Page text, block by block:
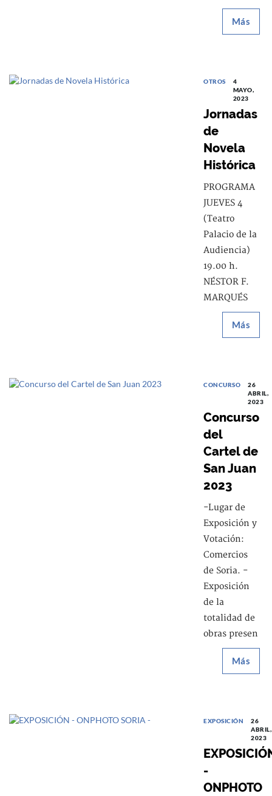
Más
OTROS
4
MAYO,
2023
Jornadas
de
Novela
Histórica
PROGRAMA
JUEVES 4
(Teatro
Palacio de la
Audiencia)
19.00 h.
NÉSTOR F.
MARQUÉS
Más
CONCURSO
26
ABRIL,
2023
Concurso
del
Cartel de
San Juan
2023
-Lugar de
Exposición y
Votación:
Comercios
de Soria. -
Exposición
de la
totalidad de
obras presen
Más
EXPOSICIÓN
26
ABRIL,
2023
-
ONPHOTO